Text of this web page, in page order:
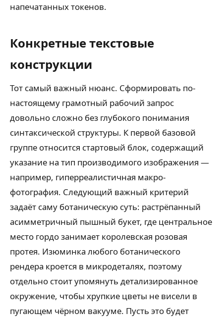
напечатанных токенов.
Конкретные текстовые
конструкции
Тот самый важный нюанс. Сформировать по-
настоящему грамотный рабочий запрос
довольно сложно без глубокого понимания
синтаксической структуры. К первой базовой
группе относится стартовый блок, содержащий
указание на тип производимого изображения —
например, гиперреалистичная макро-
фотография. Следующий важный критерий
задаёт саму ботаническую суть: растрёпанный
асимметричный пышный букет, где центральное
место гордо занимает королевская розовая
протея. Изюминка любого ботанического
рендера кроется в микродеталях, поэтому
отдельно стоит упомянуть детализированное
окружение, чтобы хрупкие цветы не висели в
пугающем чёрном вакууме. Пусть это будет